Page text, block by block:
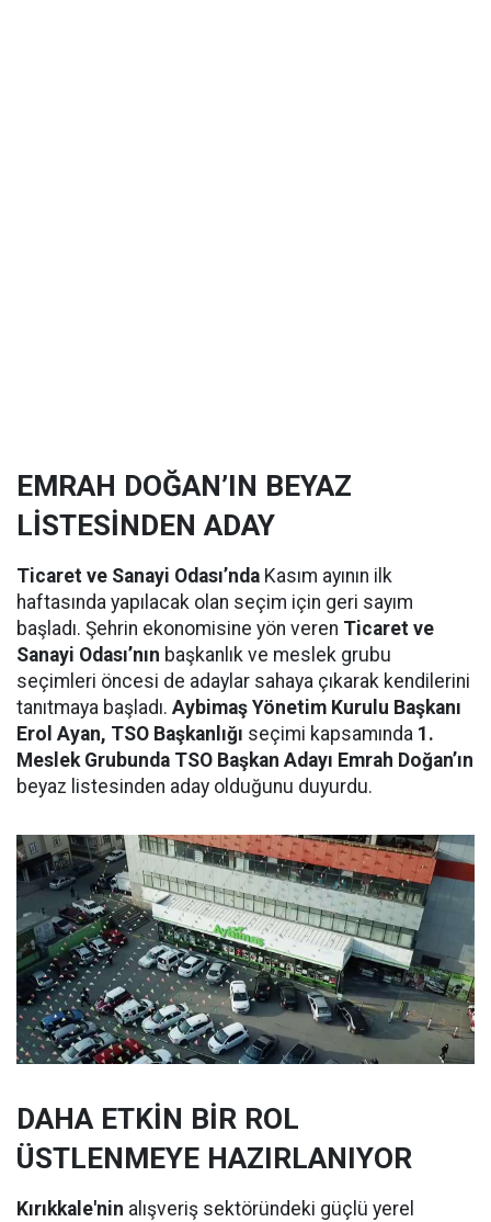
EMRAH DOĞAN’IN BEYAZ
LİSTESİNDEN ADAY
Ticaret ve Sanayi Odası’nda Kasım ayının ilk
haftasında yapılacak olan seçim için geri sayım
başladı. Şehrin ekonomisine yön veren Ticaret ve
Sanayi Odası’nın başkanlık ve meslek grubu
seçimleri öncesi de adaylar sahaya çıkarak kendilerini
tanıtmaya başladı. Aybimaş Yönetim Kurulu Başkanı
Erol Ayan, TSO Başkanlığı seçimi kapsamında 1.
Meslek Grubunda TSO Başkan Adayı Emrah Doğan’ın
beyaz listesinden aday olduğunu duyurdu.
DAHA ETKİN BİR ROL
ÜSTLENMEYE HAZIRLANIYOR
Kırıkkale'nin alışveriş sektöründeki güçlü yerel